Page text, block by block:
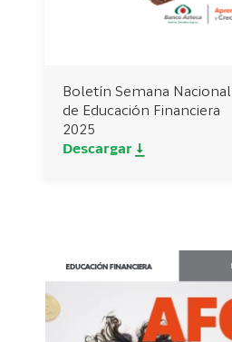
Boletín Semana Nacional
de Educación Financiera
2025
Descargar